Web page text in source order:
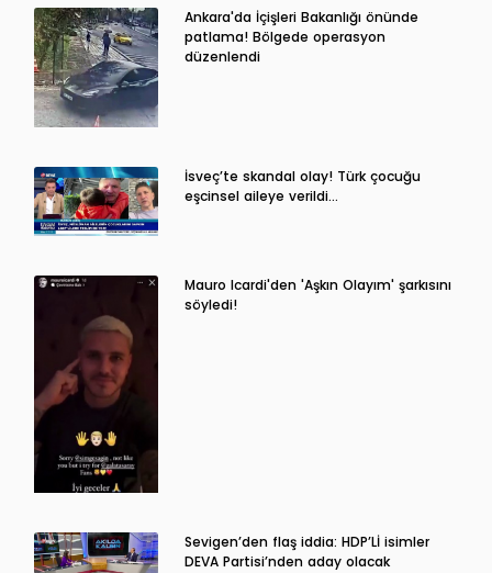
Ankara'da İçişleri Bakanlığı önünde
patlama! Bölgede operasyon
düzenlendi
İsveç’te skandal olay! Türk çocuğu
eşcinsel aileye verildi…
Mauro Icardi'den 'Aşkın Olayım' şarkısını
söyledi!
Sevigen’den flaş iddia: HDP’Lİ isimler
DEVA Partisi’nden aday olacak